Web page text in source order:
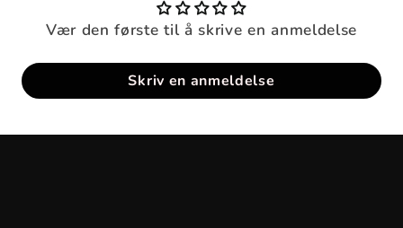
Vær den første til å skrive en anmeldelse
Skriv en anmeldelse